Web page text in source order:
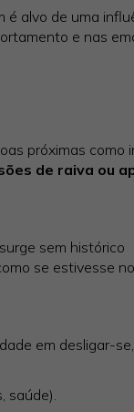
é alvo de uma
e nas
próximas como
de raiva ou
sem histórico
se estivesse
em desligar-
saúde).